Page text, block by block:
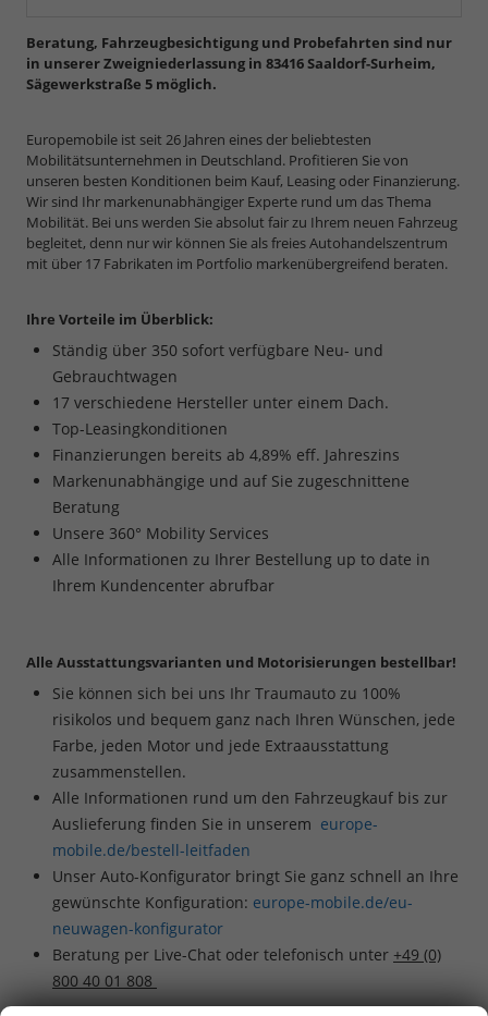
Beratung, Fahrzeugbesichtigung und Probefahrten sind nur
in unserer Zweigniederlassung in 83416 Saaldorf-Surheim,
Sägewerkstraße 5 möglich.
Europemobile ist seit 26 Jahren eines der beliebtesten
Mobilitätsunternehmen in Deutschland. Profitieren Sie von
unseren besten Konditionen beim Kauf, Leasing oder Finanzierung.
Wir sind Ihr markenunabhängiger Experte rund um das Thema
Mobilität. Bei uns werden Sie absolut fair zu Ihrem neuen Fahrzeug
begleitet, denn nur wir können Sie als freies Autohandelszentrum
mit über 17 Fabrikaten im Portfolio markenübergreifend beraten.
Ihre Vorteile im Überblick:
Ständig über 350 sofort verfügbare Neu- und
Gebrauchtwagen
17 verschiedene Hersteller unter einem Dach.
Top-Leasingkonditionen
Finanzierungen bereits ab 4,89% eff. Jahreszins
Markenunabhängige und auf Sie zugeschnittene
Beratung
Unsere 360° Mobility Services
Alle Informationen zu Ihrer Bestellung up to date in
Ihrem Kundencenter abrufbar
Alle Ausstattungsvarianten und Motorisierungen bestellbar!
Sie können sich bei uns Ihr Traumauto zu 100%
risikolos und bequem ganz nach Ihren Wünschen, jede
Farbe, jeden Motor und jede Extraausstattung
zusammenstellen.
Alle Informationen rund um den Fahrzeugkauf bis zur
Auslieferung finden Sie in unserem europe-
mobile.de/bestell-leitfaden
Unser Auto-Konfigurator bringt Sie ganz schnell an Ihre
gewünschte Konfiguration: europe-mobile.de/eu-
neuwagen-konfigurator
Beratung per Live-Chat oder telefonisch unter +49 (0)
800 40 01 808